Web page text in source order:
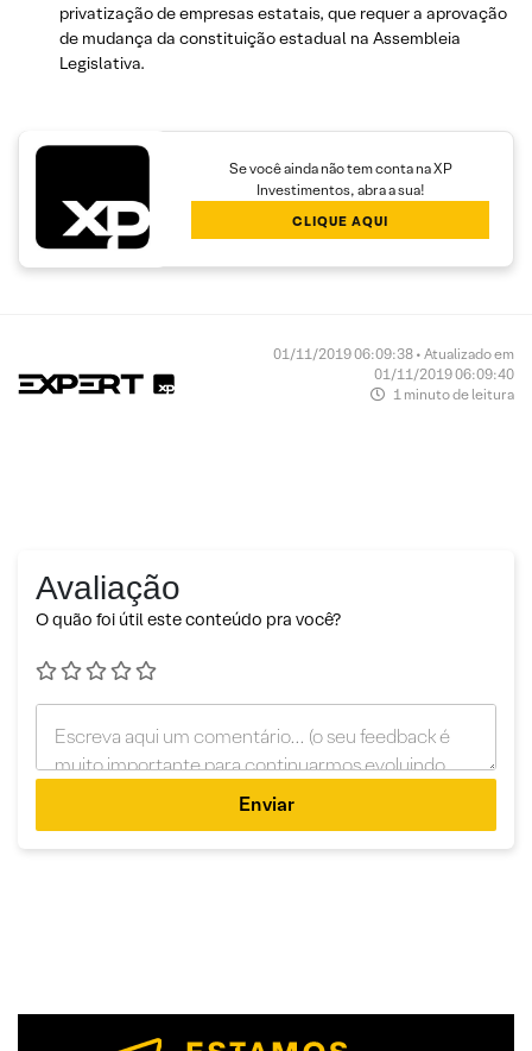
privatização de empresas estatais, que requer a aprovação
de mudança da constituição estadual na Assembleia
Legislativa.
Se você ainda não tem conta na XP
Investimentos, abra a sua!
CLIQUE AQUI
01/11/2019 06:09:38 • Atualizado em
01/11/2019 06:09:40
1 minuto de leitura
Avaliação
O quão foi útil este conteúdo pra você?
Enviar